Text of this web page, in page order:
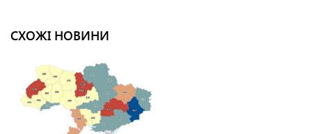
СХОЖІ НОВИНИ